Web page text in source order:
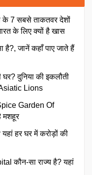
के 7 सबसे ताकतवर देशों
के लिए क्यों है खास
है?, जानें कहाँ पाए जाते हैं
दुनिया की इकलौती
Lions
Garden Of
मशहूर
हर घर में करोड़ों की
कौन-सा राज्य है? यहां